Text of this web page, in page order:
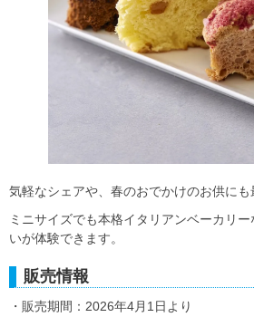
気軽なシェアや、春のおでかけのお供にも
ミニサイズでも本格イタリアンベーカリ
いが体験できます。
販売情報
・販売期間：2026年4月1日より